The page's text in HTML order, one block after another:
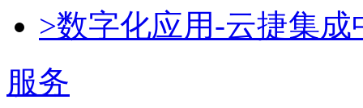
>数字化应用-云捷集成
服务